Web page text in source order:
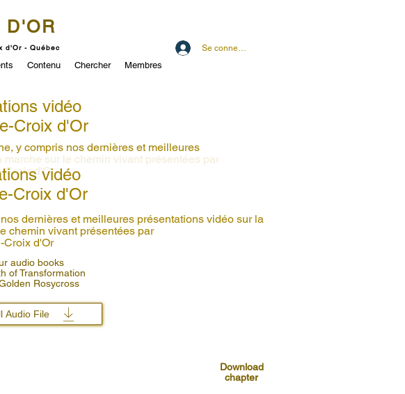
D'OR
d'Or - Québec Se connecter
Contenu Chercher Membres
vidéo
Croix d'Or
y compris nos dernières et meilleures
sur le chemin vivant présentées par
Croix d'Orvidéo
Croix d'Or
dernières et meilleures présentations vidéo sur la
chemin vivant présentées par
Croix d'Or
audio books
of Transformation
Rosycross
Audio File
Download
chapter